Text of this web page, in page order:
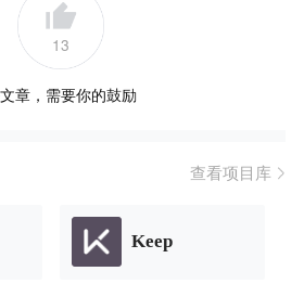
13
章，需要你的鼓励
查看项目库
Keep